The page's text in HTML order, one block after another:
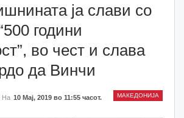
ја слави со
години
во чест и слава
да Винчи
МАКЕДОНИЈА
На 10 Мај, 2019 во 11:55 часот.